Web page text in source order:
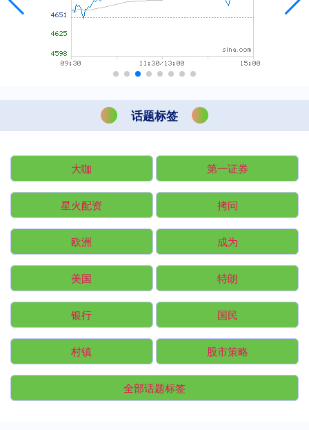
话题标签
大咖 第一证券
星火配资 拷问
欧洲 成为
美国 特朗
银行 国民
村镇 股市策略
全部话题标签